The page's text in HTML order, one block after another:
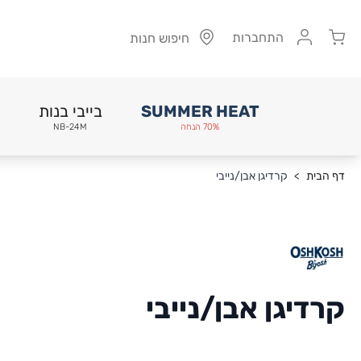
Cart התחברות חיפוש חנות
SUMMER HEAT
70% הנחה
בייבי בנות
NB-24M
דף הבית > קרדיגן אבן/נייבי
קרדיגן אבן/נייבי